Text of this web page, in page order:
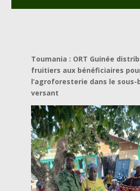
Toumania : ORT Guinée
fruitiers aux bénéficiaires
l’agroforesterie dans le sous-
versant